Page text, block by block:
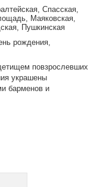
Спасская,
Маяковская,
Пушкинская
рождения,
повзрослевших
украшены
барменов и